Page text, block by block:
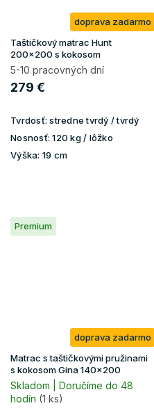
doprava zadarmo
Taštičkový matrac Hunt
200x200 s kokosom
5-10 pracovných dní
279 €
Tvrdosť: stredne tvrdý / tvrdý
Nosnosť: 120 kg / lôžko
Výška: 19 cm
Premium
doprava zadarmo
Matrac s taštičkovými pružinami
s kokosom Gina 140x200
Skladom | Doručíme do 48
hodín (1 ks)